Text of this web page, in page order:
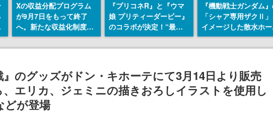
Xの収益分配プログラム
が9月7日をもって終了
へ。新たな収益化制度
「Original Content
Rewards Program」を
『プリコネR』と『ウマ
娘 プリティーダービー』
のコラボが決定！“最大
170連無料”の8.5周年キ
ャンペーンなども発表
『機動戦士ガンダム
「シャア専用ザクⅡ
イメージした散水ホ
リールが予約開始。
にはシャアのパーソ
エンブレム、型式番号
どを配置
』のグッズがドン・キホーテにて3月14日より販売
エリカ、ジェミニの描きおろしイラストを使用し
どが登場